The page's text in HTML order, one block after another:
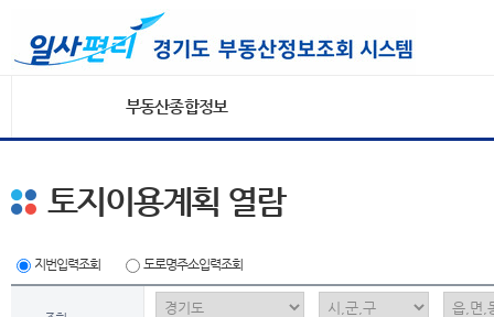
부동산종합정보
토지이용계획 열람
지번입력조회 도로명주소입력조회